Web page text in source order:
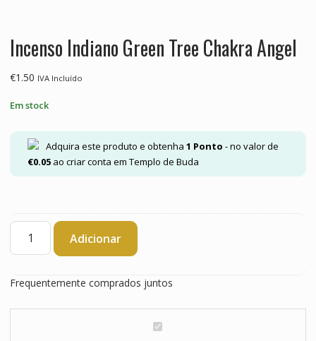
Incenso Indiano Green Tree Chakra Angel
€1.50 IVA Incluído
Em stock
Adquira este produto e obtenha 1 Ponto - no valor de
€0.05 ao criar conta em Templo de Buda
Quantidade
Incenso
Indiano
Green
Adicionar
Frequentemente comprados juntos
I